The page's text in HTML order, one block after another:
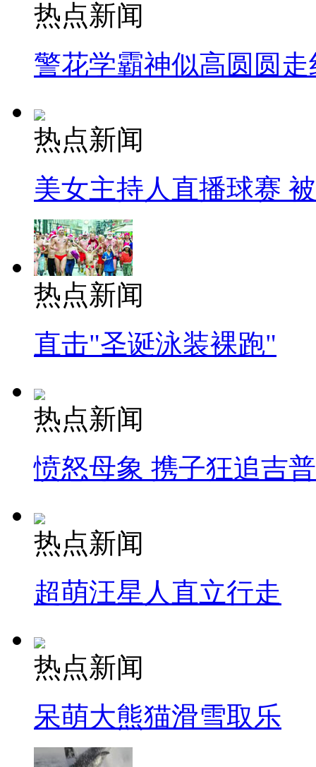
热点新闻
警花学霸神似高圆圆走
热点新闻
美女主持人直播球赛
热点新闻
直击"圣诞泳装裸跑"
热点新闻
愤怒母象 携子狂追吉
热点新闻
超萌汪星人直立行走
热点新闻
呆萌大熊猫滑雪取乐